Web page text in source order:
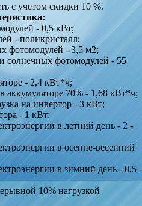
с учетом скидки 10 %.
- 0,5 кВт;
- поликристалл;
фотомодулей - 3,5 м2;
солнечных фотомодулей - 55
- 2,4 кВт*ч;
аккумуляторе 70% - 1,68 кВт*ч;
на инвертор - 3 кВт;
- 1 кВт;
в летний день - 2 -
в осенне-весенний
в зимний день - 0,5 -
10% нагрузкой